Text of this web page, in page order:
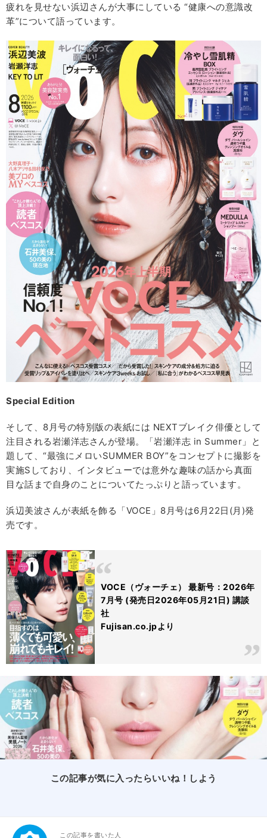
疲れを見せない浜辺さんが大事にしている “健康への意識改
革”について語っています。
Special Edition
そして、8月号の特別版の表紙には NEXTブレイク俳優として
注目される岩瀬洋志さんが登場。「岩瀬洋志 in Summer」と
題して、“最強にメロいSUMMER BOY”をコンセプトに撮影を
実施Sしており、インタビューでは意外な趣味の話から真面
目な話まで自身のことについてたっぷりと語っています。
浜辺美波さんが表紙を飾る「VOCE」8月号は6月22日(月)発
売です。
VOCE（ヴォーチェ） 最新号：2026年
7月号 (発売日2026年05月21日) 講談
社
Fujisan.co.jpより
この記事が気に入ったらいいね！しよう
この記事を書いた人